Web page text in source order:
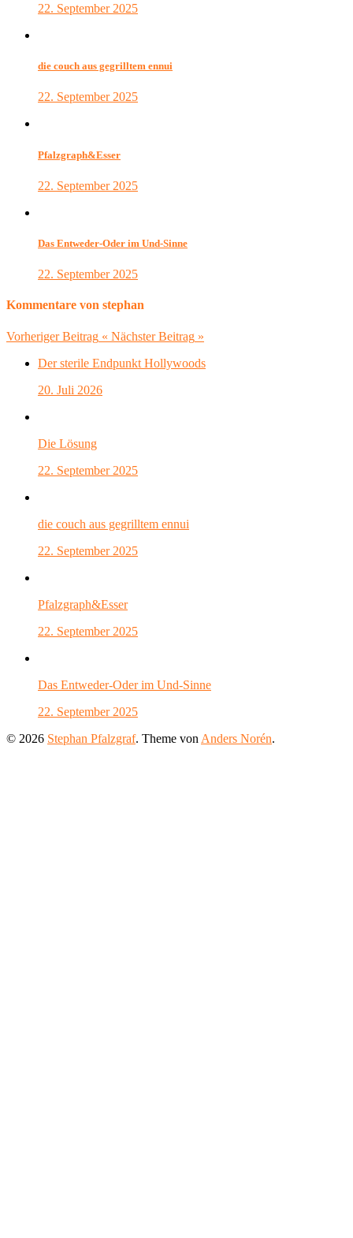
22. September 2025
die couch aus gegrilltem ennui
22. September 2025
Pfalzgraph&Esser
22. September 2025
Das Entweder-Oder im Und-Sinne
22. September 2025
Kommentare von stephan
Vorheriger Beitrag « Nächster Beitrag »
Der sterile Endpunkt Hollywoods
20. Juli 2026
Die Lösung
22. September 2025
die couch aus gegrilltem ennui
22. September 2025
Pfalzgraph&Esser
22. September 2025
Das Entweder-Oder im Und-Sinne
22. September 2025
© 2026 Stephan Pfalzgraf. Theme von Anders Norén.